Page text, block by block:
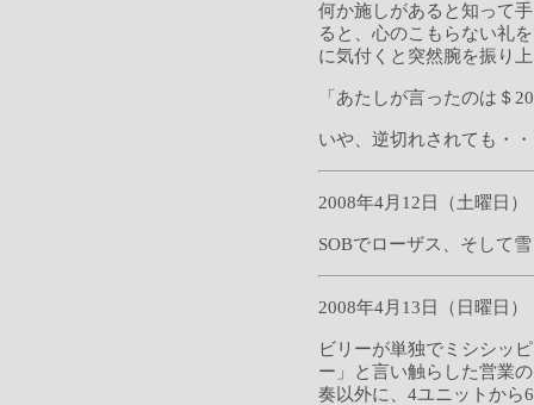
何か施しがあると知って
ると、心のこもらない礼
に気付くと突然腕を振り
「あたしが言ったのは＄
いや、逆切れされても・
2008年4月12日（土曜日）
SOBでローザス、そして
2008年4月13日（日曜日）
ビリーが単独でミシシッ
ー」と言い触らした営業
奏以外に、4ユニットから